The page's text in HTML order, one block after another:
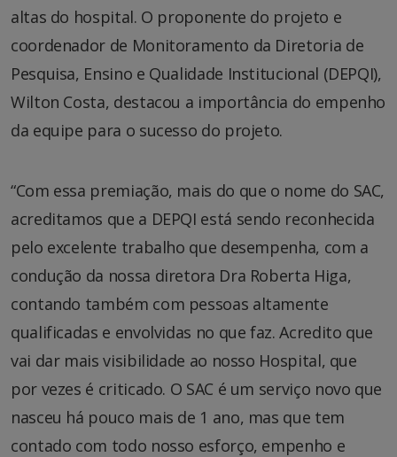
altas do hospital. O proponente do projeto e
coordenador de Monitoramento da Diretoria de
Pesquisa, Ensino e Qualidade Institucional (DEPQI),
Wilton Costa, destacou a importância do empenho
da equipe para o sucesso do projeto.
“Com essa premiação, mais do que o nome do SAC,
acreditamos que a DEPQI está sendo reconhecida
pelo excelente trabalho que desempenha, com a
condução da nossa diretora Dra Roberta Higa,
contando também com pessoas altamente
qualificadas e envolvidas no que faz. Acredito que
vai dar mais visibilidade ao nosso Hospital, que
por vezes é criticado. O SAC é um serviço novo que
nasceu há pouco mais de 1 ano, mas que tem
contado com todo nosso esforço, empenho e